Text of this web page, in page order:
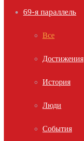
69-я параллель
Все
Достижения
История
Люди
События